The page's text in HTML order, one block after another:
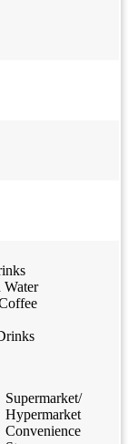
Water
Supermarket/
Hypermarket
Convenience